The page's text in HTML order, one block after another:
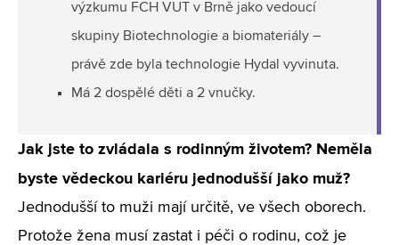
výzkumu FCH VUT v Brně jako vedoucí
skupiny Biotechnologie a biomateriály –
právě zde byla technologie Hydal vyvinuta.
Má 2 dospělé děti a 2 vnučky.
Jak jste to zvládala s rodinným životem? Neměla
byste vědeckou kariéru jednodušší jako muž?
Jednodušší to muži mají určitě, ve všech oborech.
Protože žena musí zastat i péči o rodinu, což je